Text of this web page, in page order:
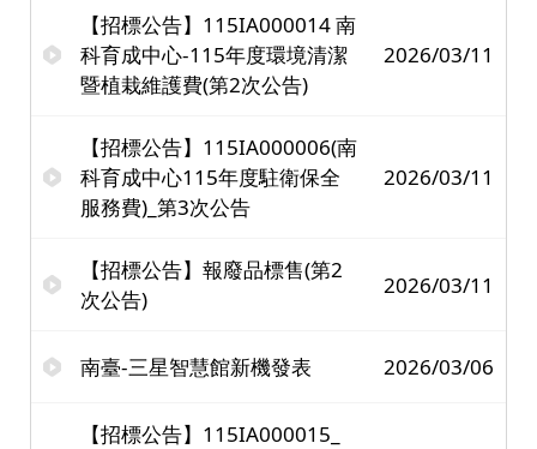
【招標公告】115IA000014 南
科育成中心-115年度環境清潔
暨植栽維護費(第2次公告)
2026/03/11
【招標公告】115IA000006(南
科育成中心115年度駐衛保全
服務費)_第3次公告
2026/03/11
【招標公告】報廢品標售(第2
次公告)
2026/03/11
南臺-三星智慧館新機發表 2026/03/06
【招標公告】115IA000015_